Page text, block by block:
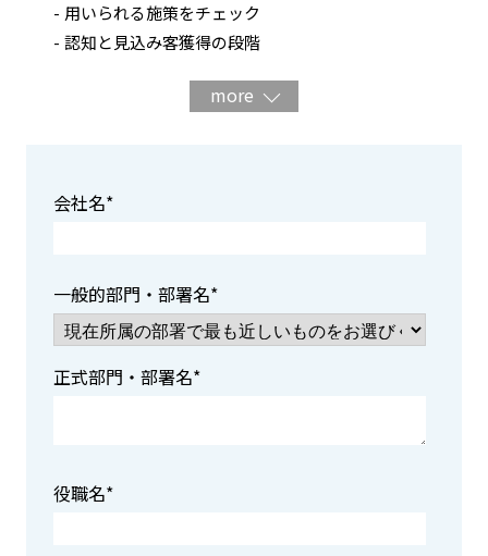
用いられる施策をチェック
認知と見込み客獲得の段階
more
会社名*
一般的部門・部署名*
正式部門・部署名*
役職名*